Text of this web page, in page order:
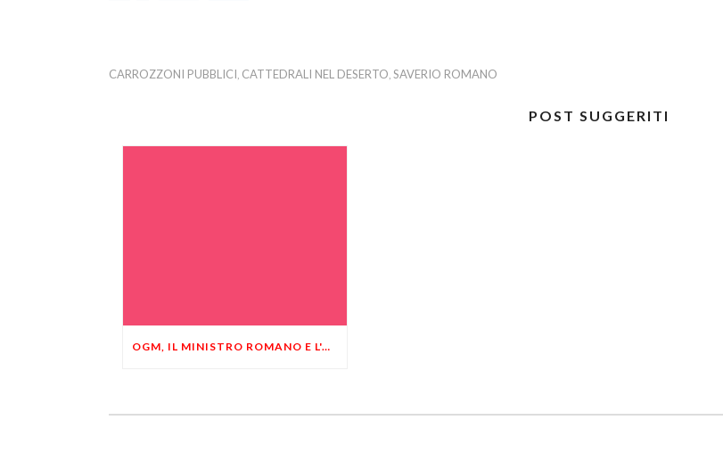
CARROZZONI PUBBLICI, CATTEDRALI NEL DESERTO, SAVERIO ROMANO
POST SUGGERITI
OGM, IL MINISTRO ROMANO E L'ARBITRIO ITALIANO